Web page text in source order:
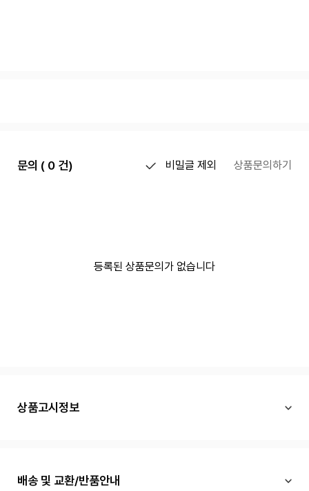
문의 ( 0 건) 비밀글 제외 상품문의하기
등록된 상품문의가 없습니다
상품고시정보
배송 및 교환/반품안내